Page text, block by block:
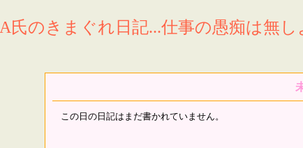
A氏のきまぐれ日記...仕事の愚痴は無し
この日の日記はまだ書かれていません。